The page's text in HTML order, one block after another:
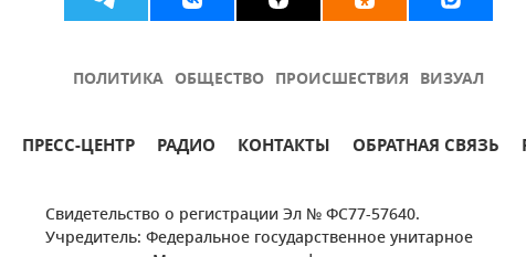
ПОЛИТИКА ОБЩЕСТВО ПРОИСШЕСТВИЯ ВИЗУАЛ
ПРЕСС-ЦЕНТР РАДИО КОНТАКТЫ ОБРАТНАЯ СВЯЗЬ
Свидетельство о регистрации Эл № ФС77-57640.
Учредитель: Федеральное государственное унитарное